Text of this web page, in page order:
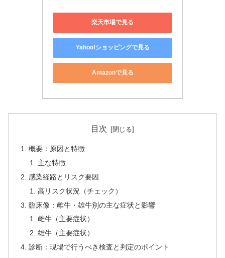
楽天市場で見る
Yahoo!ショッピングで見る
Amazonで見る
目次
概要：原因と特徴
主な特徴
感染経路とリスク要因
高リスク状況（チェック）
臨床像：雌牛・雄牛別の主な症状と影響
雌牛（主要症状）
雄牛（主要症状）
診断：現場で行うべき検査と判定のポイント